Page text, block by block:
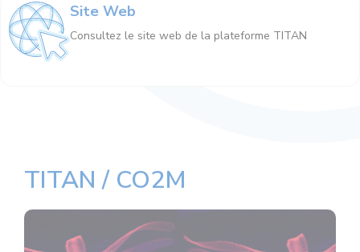
Site Web
Consultez le site web de la plateforme TITAN
TITAN / CO2M